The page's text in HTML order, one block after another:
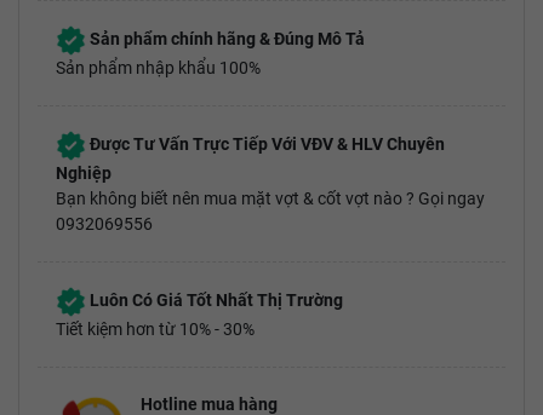
Sản phẩm chính hãng & Đúng Mô Tả
Sản phẩm nhập khẩu 100%
Được Tư Vấn Trực Tiếp Với VĐV & HLV Chuyên
Nghiệp
Bạn không biết nên mua mặt vợt & cốt vợt nào ? Gọi ngay
0932069556
Luôn Có Giá Tốt Nhất Thị Trường
Tiết kiệm hơn từ 10% - 30%
Hotline mua hàng